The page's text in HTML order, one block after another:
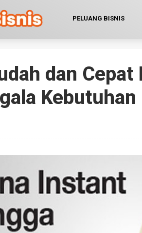
PELUANG BISNIS
dan
Kebutuhan